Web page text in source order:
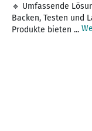
🔹 Umfassende
Backen, Testen und
Produkte bieten ...